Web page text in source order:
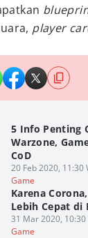
player
5 Info Penting
Warzone,
CoD
20 Feb 2020, 11:30
Game
Karena
Lebih Cepat di
31 Mar 2020, 10:30
Game